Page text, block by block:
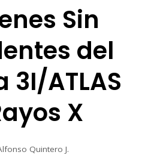
Sin
del
3I/ATLAS
X
Quintero J.